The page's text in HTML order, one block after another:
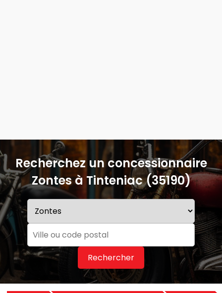
Recherchez un concessionnaire
Zontes à Tinteniac (35190)
Rechercher